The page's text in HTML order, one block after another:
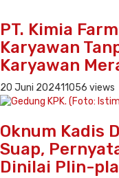
PT. Kimia
Karyawan
Karyawan
20 Juni 202411056 views
Oknum Kadis
Suap,
Dinilai Plin-